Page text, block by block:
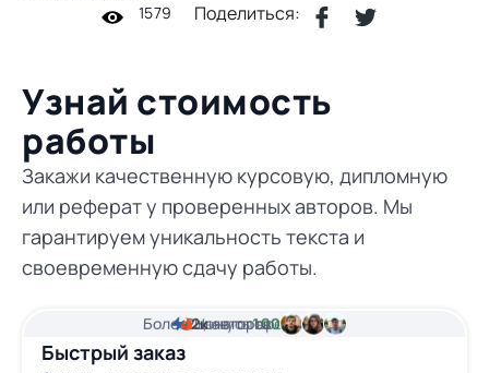
1579
Поделиться:
Узнай стоимость
работы
Закажи качественную курсовую, дипломную
или реферат у проверенных авторов. Мы
гарантируем уникальность текста и
своевременную сдачу работы.
Быстрый заказ
2минуты времени
Цена от100 грн
Более2кавторов